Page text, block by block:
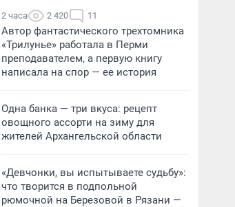
2 часа 2 420 11
Автор фантастического трехтомника
«Трилунье» работала в Перми
преподавателем, а первую книгу
написала на спор — ее история
Одна банка — три вкуса: рецепт
овощного ассорти на зиму для
жителей Архангельской области
«Девчонки, вы испытываете судьбу»:
что творится в подпольной
рюмочной на Березовой в Рязани —